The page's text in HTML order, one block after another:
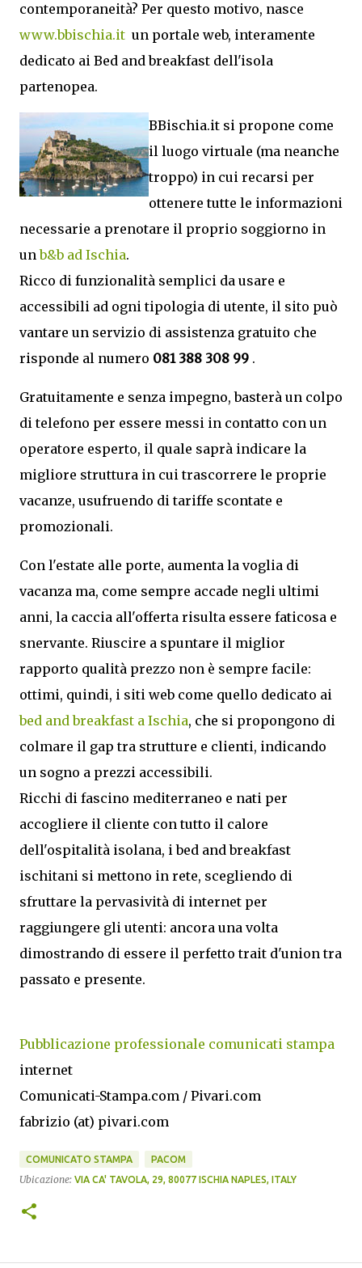
contemporaneità? Per questo motivo, nasce
www.bbischia.it un portale web, interamente
dedicato ai Bed and breakfast dell'isola
partenopea.
BBischia.it si propone come
il luogo virtuale (ma neanche
troppo) in cui recarsi per
ottenere tutte le informazioni
necessarie a prenotare il proprio soggiorno in
unb&b ad Ischia.
Ricco di funzionalità semplici da usare e
accessibili ad ogni tipologia di utente, il sito può
vantare un servizio di assistenza gratuito che
risponde al numero 081 388 308 99 .
Gratuitamente e senza impegno, basterà un colpo
di telefono per essere messi in contatto con un
operatore esperto, il quale saprà indicare la
migliore struttura in cui trascorrere le proprie
vacanze, usufruendo di tariffe scontate e
promozionali.
Con l'estate alle porte, aumenta la voglia di
vacanza ma, come sempre accade negli ultimi
anni, la caccia all'offerta risulta essere faticosa e
snervante. Riuscire a spuntare il miglior
rapporto qualità prezzo non è sempre facile:
ottimi, quindi, i siti web come quello dedicato ai
bed and breakfast a Ischia, che si propongono di
colmare il gap tra strutture e clienti, indicando
un sogno a prezzi accessibili.
Ricchi di fascino mediterraneo e nati per
accogliere il cliente con tutto il calore
dell'ospitalità isolana, i bed and breakfast
ischitani si mettono in rete, scegliendo di
sfruttare la pervasività di internet per
raggiungere gli utenti: ancora una volta
dimostrando di essere il perfetto trait d'union tra
passato e presente.
Pubblicazione professionale comunicati stampa
internet
Comunicati-Stampa.com / Pivari.com
fabrizio (at) pivari.com
COMUNICATO STAMPA PACOM
Ubicazione: VIA CA' TAVOLA, 29, 80077 ISCHIA NAPLES, ITALY